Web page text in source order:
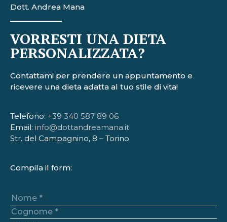
Dott. Andrea Mana
VORRESTI UNA DIETA
PERSONALIZZATA?​
Contattami per prendere un appuntamento e
ricevere una dieta adatta al tuo stile di vita!
Telefono: +39 340 587 89 06
Email: info@dottandreamana.it
Str. del Campagnino, 8 – Torino
Compila il form: